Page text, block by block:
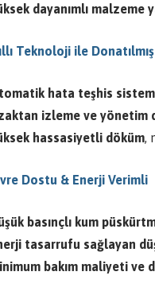
dayanımlı malzeme
Teknoloji ile
hata teşhis
izleme ve yönetim
hassasiyetli döküm,
Dostu & Enerji Verimli
basınçlı kum
tasarrufu sağlayan
bakım maliyeti ve